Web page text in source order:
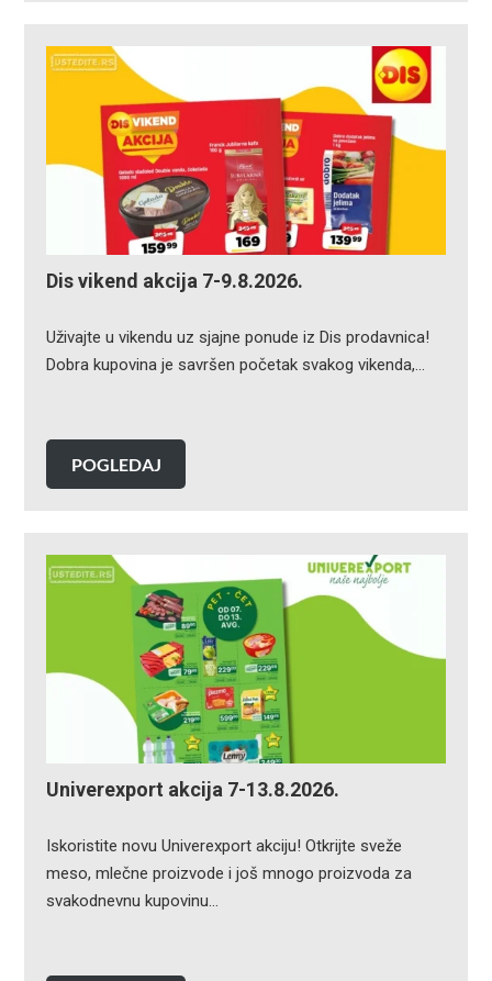
Dis vikend akcija 7-9.8.2026.
Uživajte u vikendu uz sjajne ponude iz Dis prodavnica!
Dobra kupovina je savršen početak svakog vikenda,…
POGLEDAJ
Univerexport akcija 7-13.8.2026.
Iskoristite novu Univerexport akciju! Otkrijte sveže
meso, mlečne proizvode i još mnogo proizvoda za
svakodnevnu kupovinu…